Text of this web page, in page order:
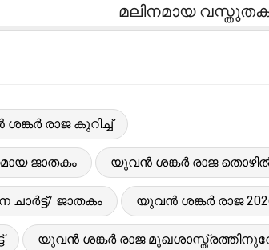
മലിനമായ
രാജ കുറിച്ച്
ജാതകം യുവൻ ശങ്കർ രാജ
ജാതകം യുവൻ ശങ്കർ രാജ
യുവൻ ശങ്കർ രാജ